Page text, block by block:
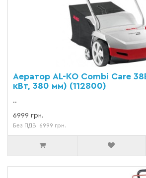
Аератор AL-KO Combi Care
кВт, 380 мм) (112800)
..
6999 грн.
Без ПДВ: 6999 грн.